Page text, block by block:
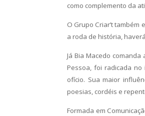
como complemento da
O Grupo Criar’t
a roda de história,
Já Bia Macedo
Pessoa, foi radicada
ofício. Sua maior
poesias, cordéis e
Formada em